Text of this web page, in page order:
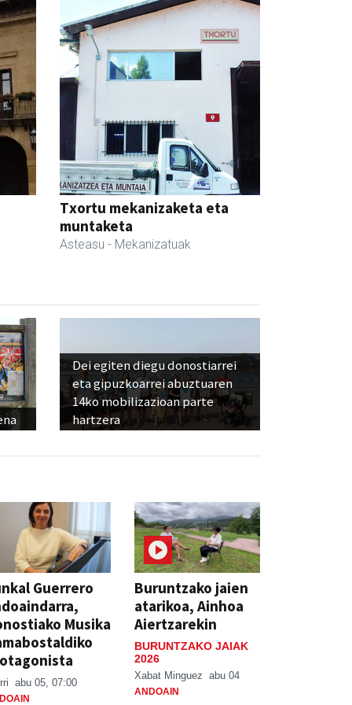
Txortu mekanizaketa eta
muntaketa
Asteasu - Mekanizatuak
Dei egiten diegu donostiarrei
eta gipuzkoarrei abuztuaren
14ko mobilizazioan parte
hartzera
Guerrero
Musika
abu 05, 07:00
Buruntzako jaien
atarikoa, Ainhoa
Aiertzarekin
BURUNTZAKO JAIAK
2026
Xabat Minguez abu 04
ANDOAIN